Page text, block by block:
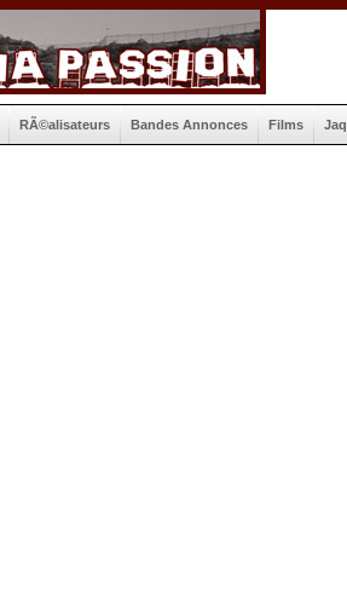
RÃ©alisateurs Bandes Annonces Films